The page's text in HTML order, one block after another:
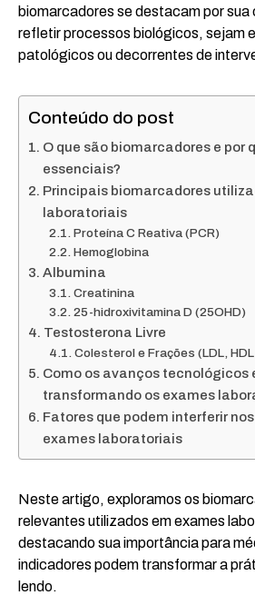
biomarcadores se destacam por
refletir processos biológicos, sejam
patológicos ou decorrentes de
Conteúdo do post
O que são biomarcadores e por
essenciais?
Principais biomarcadores
laboratoriais
Proteína C Reativa (PCR)
Hemoglobina
Albumina
Creatinina
25-hidroxivitamina D (25OHD)
Testosterona Livre
Colesterol e Frações (LDL,
Como os avanços tecnológicos
transformando os exames
Fatores que podem interferir
exames laboratoriais
Neste artigo, exploramos os
relevantes utilizados em exames
destacando sua importância para
indicadores podem transformar a
lendo.